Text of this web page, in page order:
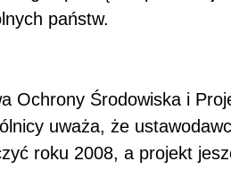
państw.
Ochrony Środowiska i
uważa, że
roku 2008, a projekt